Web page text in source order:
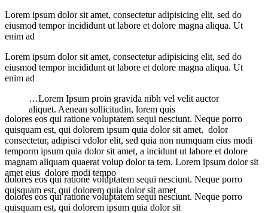
Lorem ipsum dolor sit amet, consectetur adipisicing elit, sed do
eiusmod tempor incididunt ut labore et dolore magna aliqua. Ut
enim ad
Lorem ipsum dolor sit amet, consectetur adipisicing elit, sed do
eiusmod tempor incididunt ut labore et dolore magna aliqua. Ut
enim ad
…Lorem Ipsum proin gravida nibh vel velit auctor
aliquet. Aenean sollicitudin, lorem quis
dolores eos qui ratione voluptatem sequi nesciunt. Neque porro
quisquam est, qui dolorem ipsum quia dolor sit amet, dolor
consectetur, adipisci vdolor elit, sed quia non numquam eius modi
temporm ipsum quia dolor sit amet, a incidunt ut labore et dolore
magnam aliquam quaerat volup dolor ta tem. Lorem ipsum dolor sit
amet eius dolore modi tempo
dolores eos qui ratione voluptatem sequi nesciunt. Neque porro
quisquam est, qui dolorem quia dolor sit amet
dolores eos qui ratione voluptatem sequi nesciunt. Neque porro
quisquam est, qui dolorem ipsum quia dolor sit